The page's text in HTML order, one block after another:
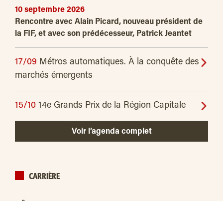
10 septembre 2026
Rencontre avec Alain Picard, nouveau président de
la FIF, et avec son prédécesseur, Patrick Jeantet
17/09 Métros automatiques. À la conquête des
marchés émergents
15/10 14e Grands Prix de la Région Capitale
Voir l’agenda complet
CARRIÈRE